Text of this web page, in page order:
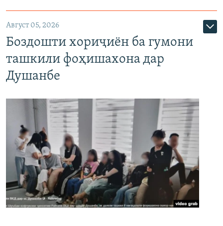
Август 05, 2026
Боздошти хориҷиён ба гумони
ташкили фоҳишахона дар
Душанбе